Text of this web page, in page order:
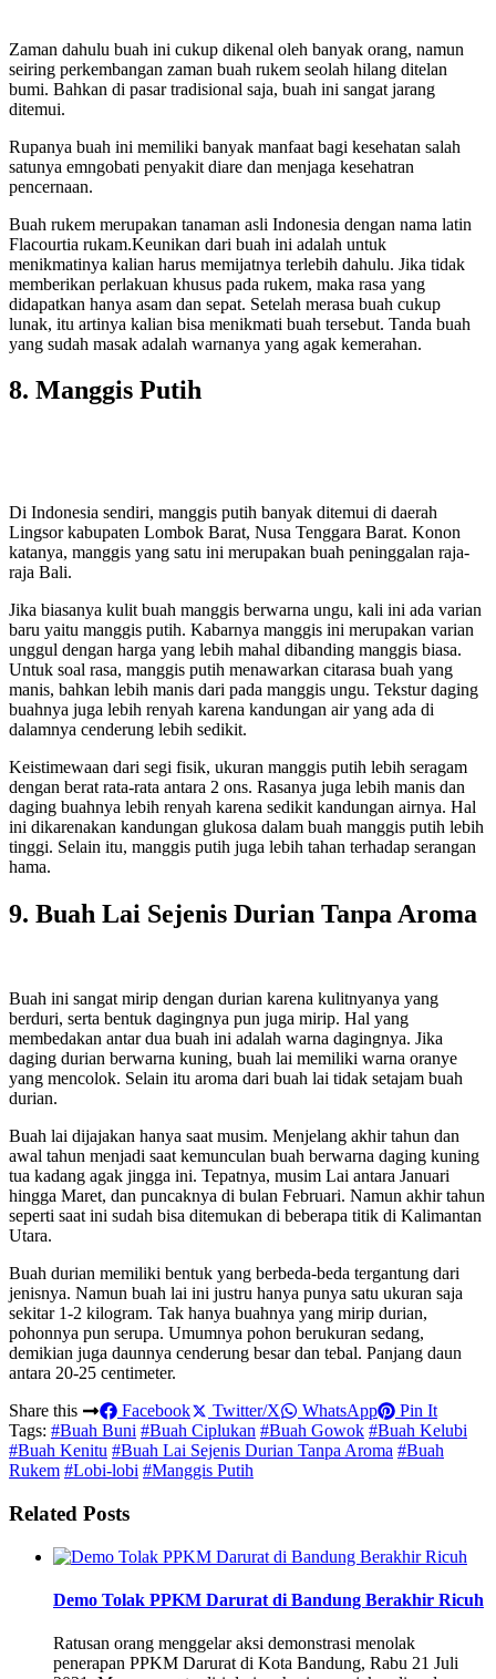
Zaman dahulu buah ini cukup dikenal oleh banyak orang, namun
seiring perkembangan zaman buah rukem seolah hilang ditelan
bumi. Bahkan di pasar tradisional saja, buah ini sangat jarang
ditemui.
Rupanya buah ini memiliki banyak manfaat bagi kesehatan salah
satunya emngobati penyakit diare dan menjaga kesehatran
pencernaan.
Buah rukem merupakan tanaman asli Indonesia dengan nama latin
Flacourtia rukam.Keunikan dari buah ini adalah untuk
menikmatinya kalian harus memijatnya terlebih dahulu. Jika tidak
memberikan perlakuan khusus pada rukem, maka rasa yang
didapatkan hanya asam dan sepat. Setelah merasa buah cukup
lunak, itu artinya kalian bisa menikmati buah tersebut. Tanda buah
yang sudah masak adalah warnanya yang agak kemerahan.
8. Manggis Putih
Di Indonesia sendiri, manggis putih banyak ditemui di daerah
Lingsor kabupaten Lombok Barat, Nusa Tenggara Barat. Konon
katanya, manggis yang satu ini merupakan buah peninggalan raja-
raja Bali.
Jika biasanya kulit buah manggis berwarna ungu, kali ini ada varian
baru yaitu manggis putih. Kabarnya manggis ini merupakan varian
unggul dengan harga yang lebih mahal dibanding manggis biasa.
Untuk soal rasa, manggis putih menawarkan citarasa buah yang
manis, bahkan lebih manis dari pada manggis ungu. Tekstur daging
buahnya juga lebih renyah karena kandungan air yang ada di
dalamnya cenderung lebih sedikit.
Keistimewaan dari segi fisik, ukuran manggis putih lebih seragam
dengan berat rata-rata antara 2 ons. Rasanya juga lebih manis dan
daging buahnya lebih renyah karena sedikit kandungan airnya. Hal
ini dikarenakan kandungan glukosa dalam buah manggis putih lebih
tinggi. Selain itu, manggis putih juga lebih tahan terhadap serangan
hama.
9. Buah Lai Sejenis Durian Tanpa Aroma
Buah ini sangat mirip dengan durian karena kulitnyanya yang
berduri, serta bentuk dagingnya pun juga mirip. Hal yang
membedakan antar dua buah ini adalah warna dagingnya. Jika
daging durian berwarna kuning, buah lai memiliki warna oranye
yang mencolok. Selain itu aroma dari buah lai tidak setajam buah
durian.
Buah lai dijajakan hanya saat musim. Menjelang akhir tahun dan
awal tahun menjadi saat kemunculan buah berwarna daging kuning
tua kadang agak jingga ini. Tepatnya, musim Lai antara Januari
hingga Maret, dan puncaknya di bulan Februari. Namun akhir tahun
seperti saat ini sudah bisa ditemukan di beberapa titik di Kalimantan
Utara.
Buah durian memiliki bentuk yang berbeda-beda tergantung dari
jenisnya. Namun buah lai ini justru hanya punya satu ukuran saja
sekitar 1-2 kilogram. Tak hanya buahnya yang mirip durian,
pohonnya pun serupa. Umumnya pohon berukuran sedang,
demikian juga daunnya cenderung besar dan tebal. Panjang daun
antara 20-25 centimeter.
Share this
Facebook Twitter/X WhatsApp
Pin It
Tags: #Buah Buni #Buah Ciplukan #Buah Gowok #Buah Kelubi
#Buah Kenitu #Buah Lai Sejenis Durian Tanpa Aroma #Buah
Rukem #Lobi-lobi #Manggis Putih
Related Posts
Demo Tolak PPKM Darurat di Bandung Berakhir Ricuh
Ratusan orang menggelar aksi demonstrasi menolak
penerapan PPKM Darurat di Kota Bandung, Rabu 21 Juli